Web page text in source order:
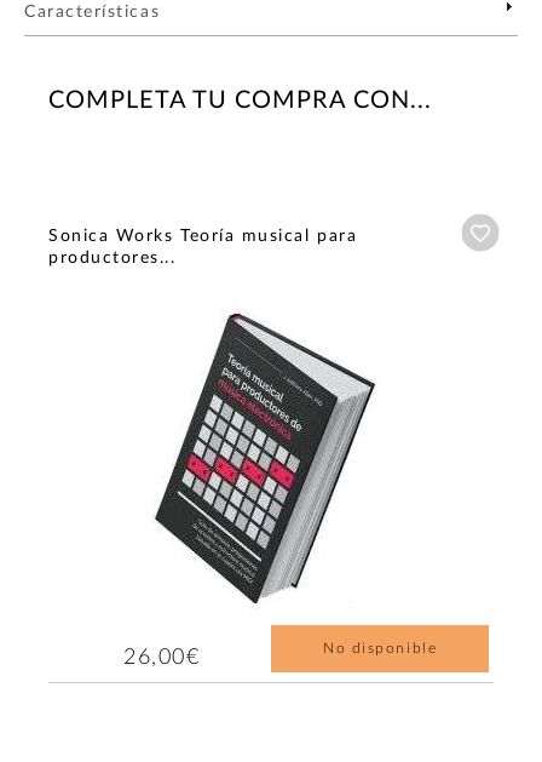
Características
COMPLETA TU COMPRA CON...
Sonica Works Teoría musical para
productores...
26,00€ No disponible